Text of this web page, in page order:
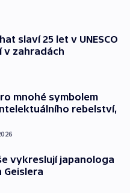
slaví 25 let v UNESCO
v zahradách
mnohé symbolem
rebelství,
vykreslují japanologa
Geislera